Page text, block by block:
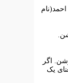
اگر
یک